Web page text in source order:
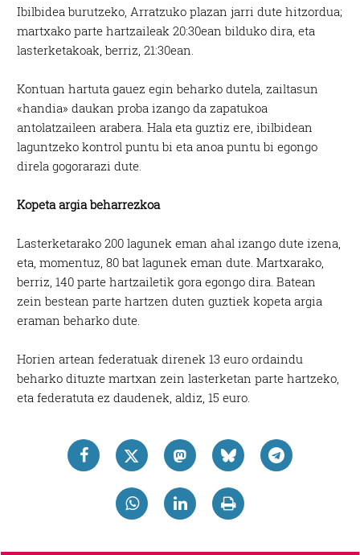
Ibilbidea burutzeko, Arratzuko plazan jarri dute hitzordua;
martxako parte hartzaileak 20:30ean bilduko dira, eta
lasterketakoak, berriz, 21:30ean.
Kontuan hartuta gauez egin beharko dutela, zailtasun
«handia» daukan proba izango da zapatukoa
antolatzaileen arabera. Hala eta guztiz ere, ibilbidean
laguntzeko kontrol puntu bi eta anoa puntu bi egongo
direla gogorarazi dute.
Kopeta argia beharrezkoa
Lasterketarako 200 lagunek eman ahal izango dute izena,
eta, momentuz, 80 bat lagunek eman dute. Martxarako,
berriz, 140 parte hartzailetik gora egongo dira. Batean
zein bestean parte hartzen duten guztiek kopeta argia
eraman beharko dute.
Horien artean federatuak direnek 13 euro ordaindu
beharko dituzte martxan zein lasterketan parte hartzeko,
eta federatuta ez daudenek, aldiz, 15 euro.